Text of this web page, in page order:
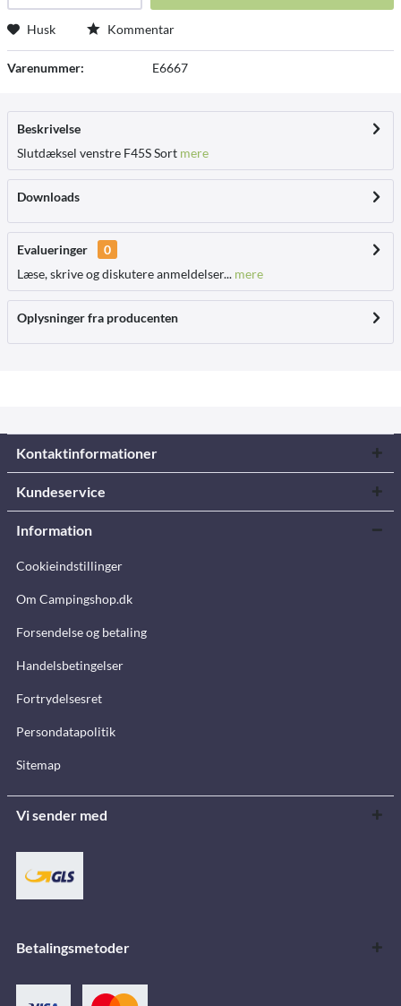
Husk Kommentar
Varenummer: E6667
Beskrivelse
Slutdæksel venstre F45S Sort mere
Downloads
Evalueringer
0
Læse, skrive og diskutere anmeldelser... mere
Oplysninger fra producenten
Kontaktinformationer
Kundeservice
Information
Cookieindstillinger
Om Campingshop.dk
Forsendelse og betaling
Handelsbetingelser
Fortrydelsesret
Persondatapolitik
Sitemap
Vi sender med
Betalingsmetoder